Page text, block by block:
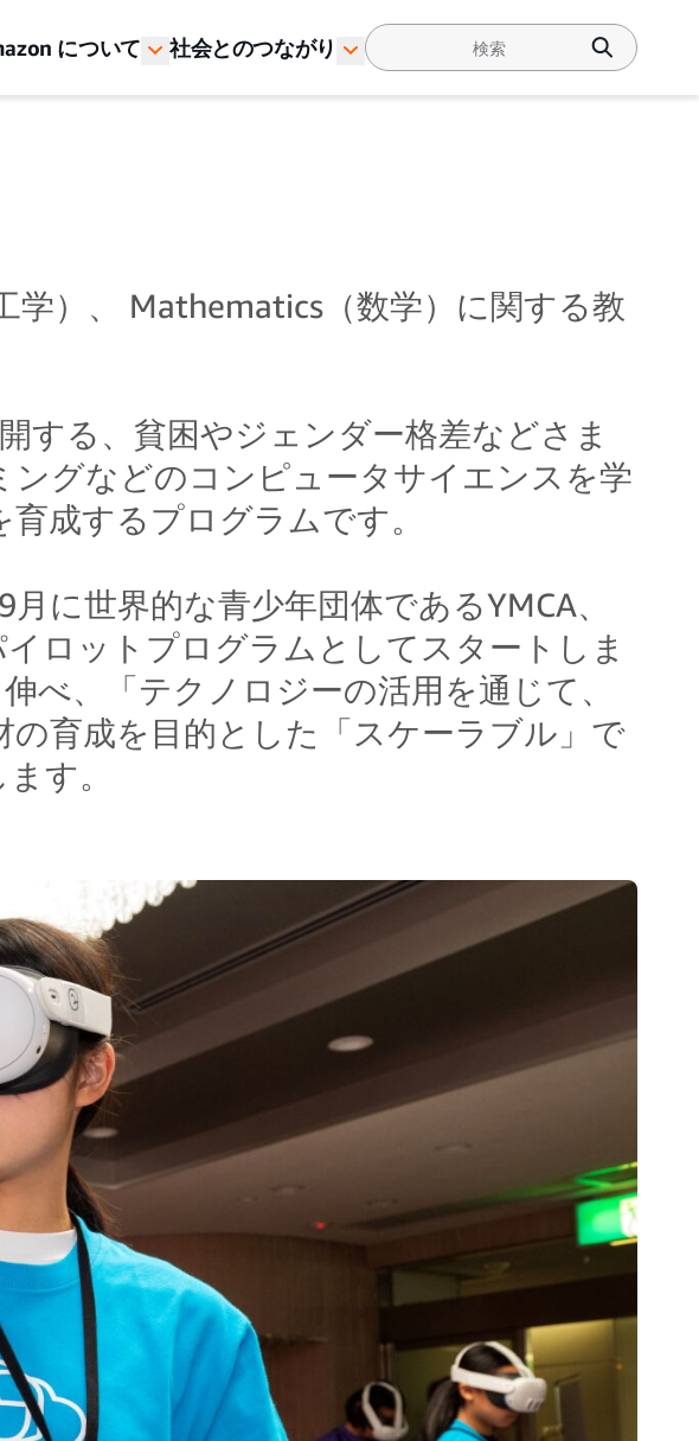
について 社会とのつながり
学）、 Mathematics（数学）に関する教
する、貧困やジェンダー格差などさま
グなどのコンピュータサイエンスを学
成するプログラムです。
に世界的な青少年団体であるYMCA、
ロットプログラムとしてスタートしま
べ、「テクノロジーの活用を通じて、
育成を目的とした「スケーラブル」で
す。